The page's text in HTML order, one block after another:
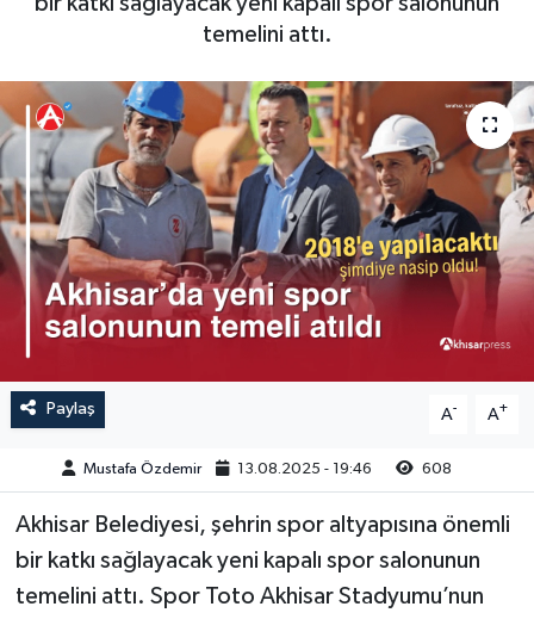
temelini attı.
Paylaş A- A+
Mustafa Özdemir 13.08.2025 - 19:46 608
Akhisar Belediyesi, şehrin spor altyapısına önemli
bir katkı sağlayacak yeni kapalı spor salonunun
temelini attı. Spor Toto Akhisar Stadyumu’nun
Duyurular
Teknoloji
Yerel Haber
Akhisar Emlak
Ülke
Tarım-Gıda
Sektörel
Röportaj
Dünya
Kadın
Teknoloji
Yerel Haber
Akhisar Emlak